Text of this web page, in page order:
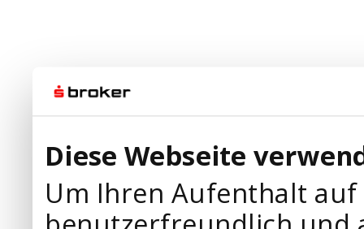
Diese Webseite
Um Ihren Aufenthalt